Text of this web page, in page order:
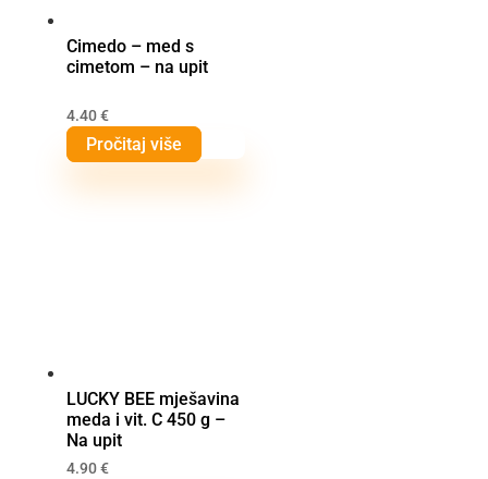
Cimedo – med s
cimetom – na upit
4.40€
Pročitaj više
LUCKY BEE mješavina
meda i vit. C 450 g –
Na upit
4.90€